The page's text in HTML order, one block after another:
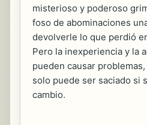
misterioso y poderoso
foso de abominaciones
devolverle lo que perdió
Pero la inexperiencia y la
pueden causar
solo puede ser saciado si
cambio.